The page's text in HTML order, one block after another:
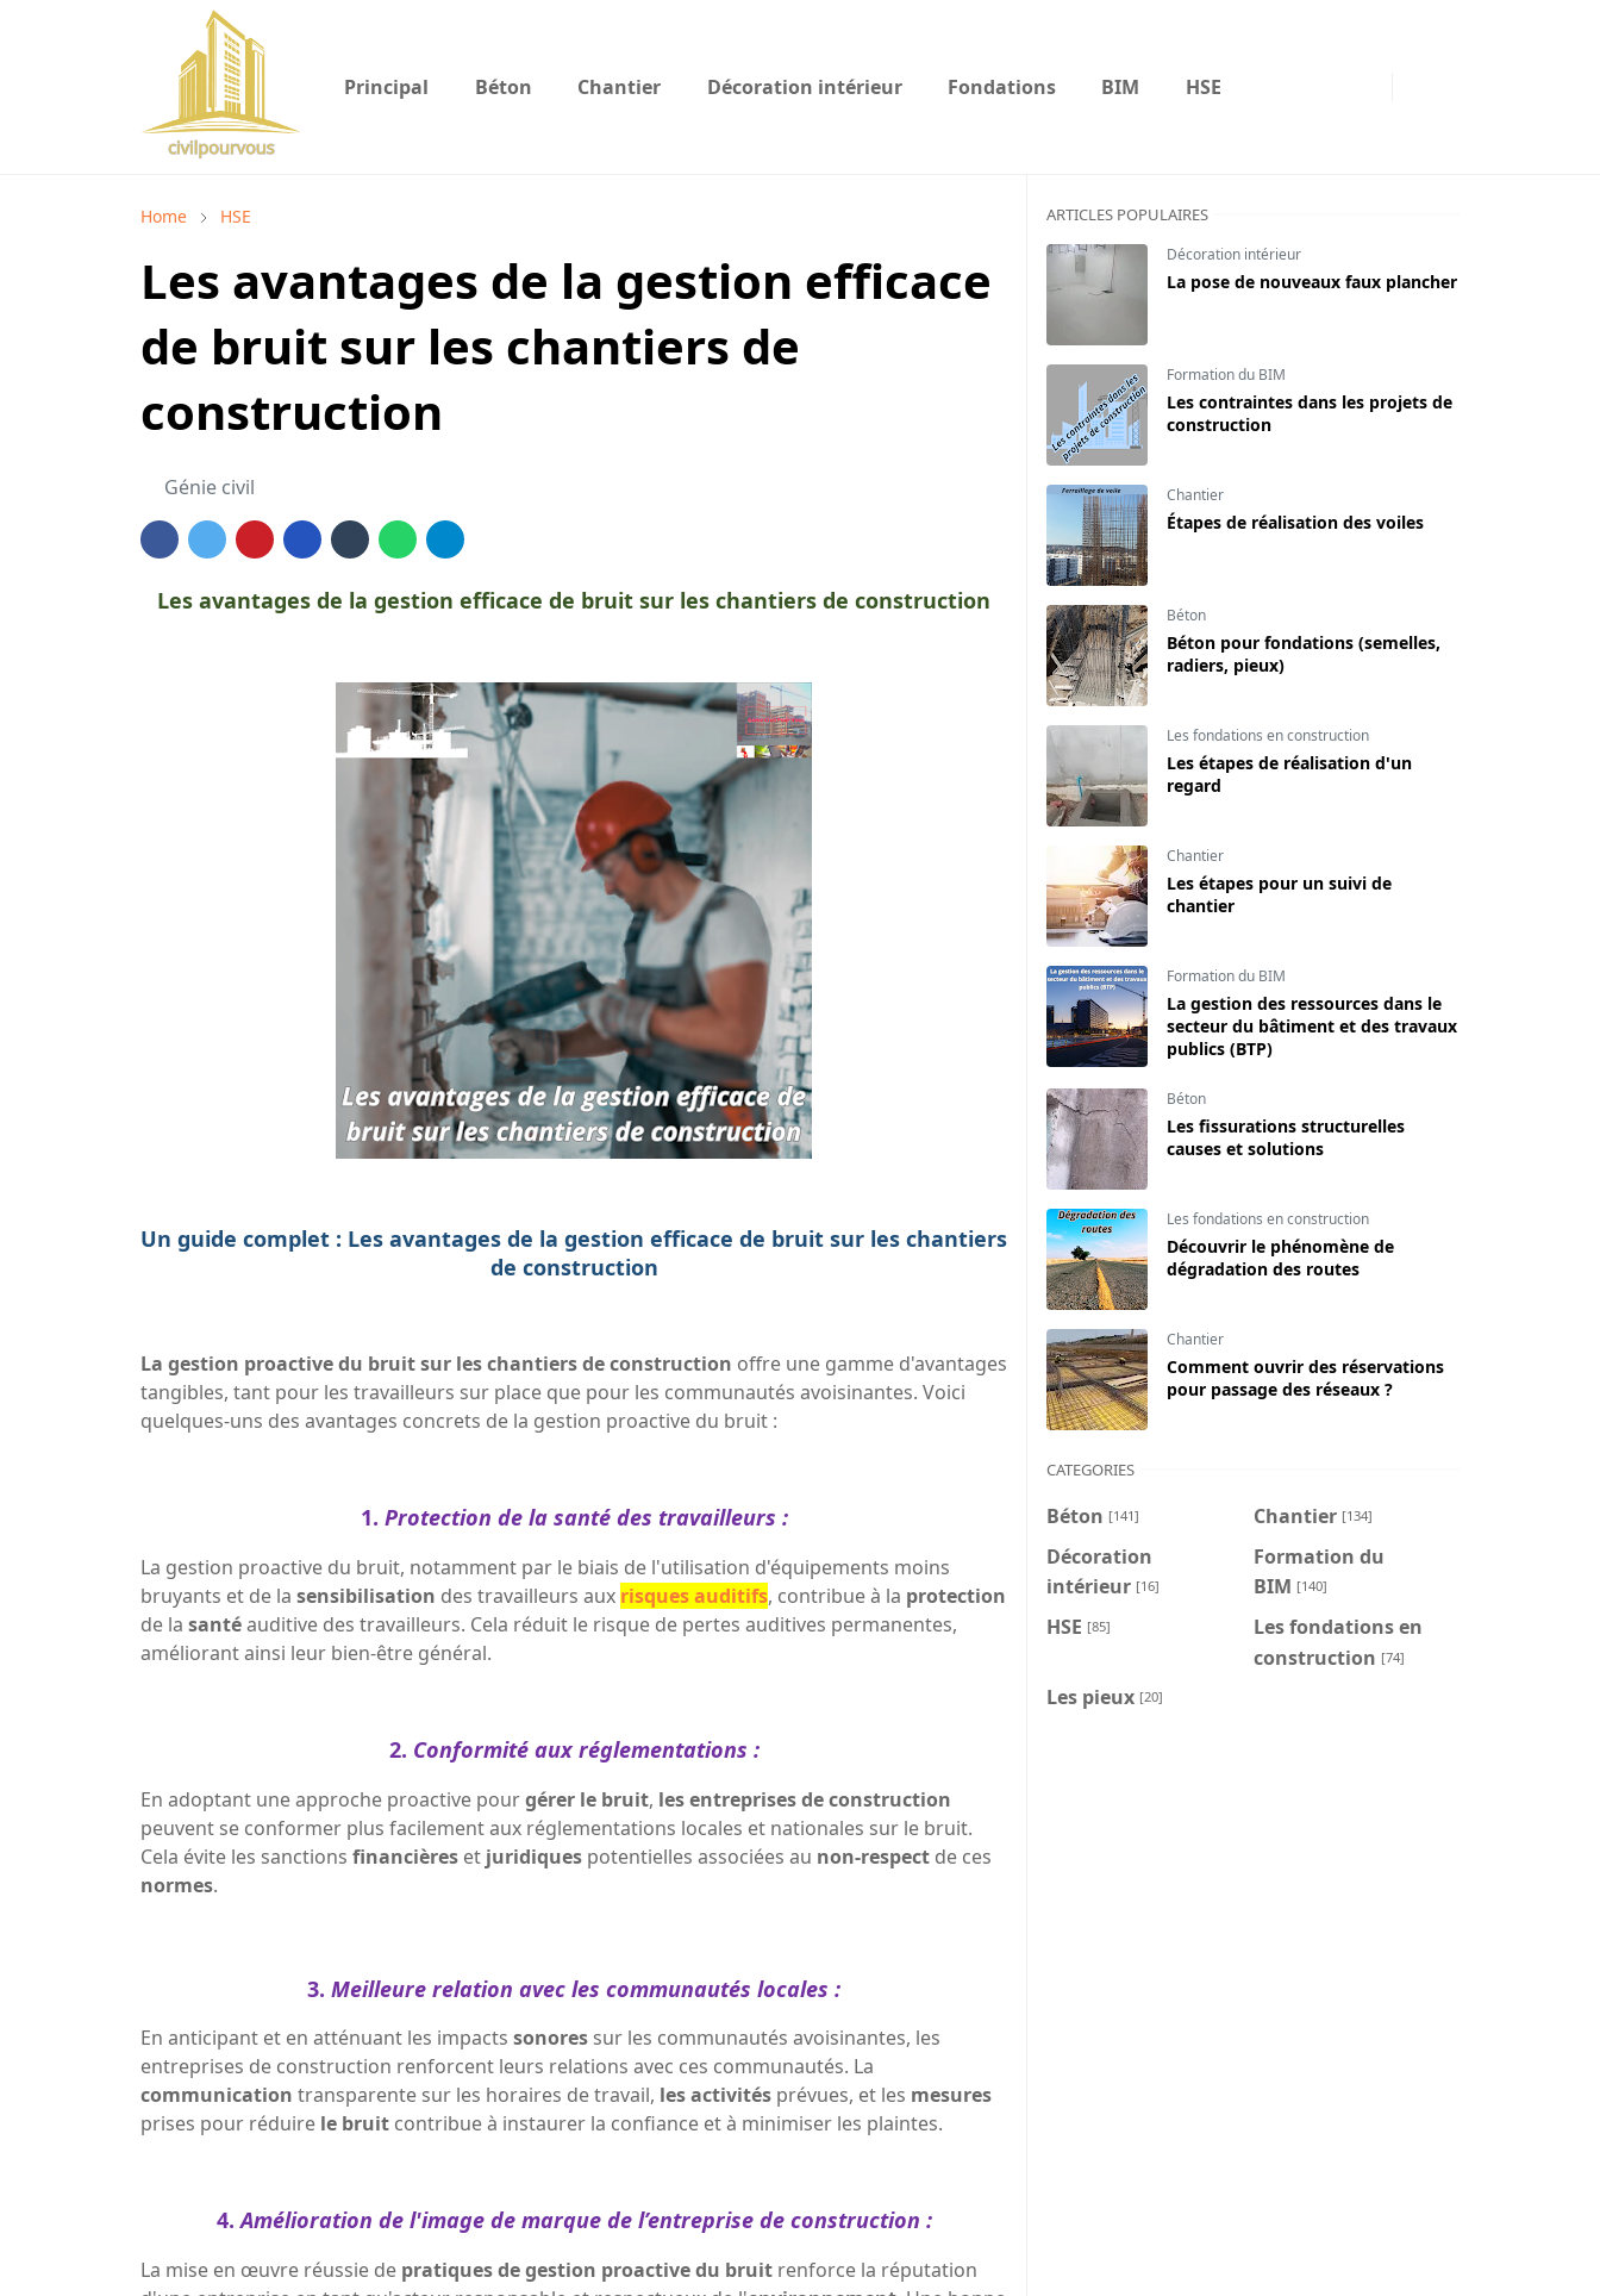
Principal Béton Chantier Décoration intérieur Fondations BIM HSE
Home HSE
Les avantages de la gestion efficace
de bruit sur les chantiers de
construction
Génie civil
Les avantages de la gestion efficace de bruit sur les chantiers de construction
Un guide complet : Les avantages de la gestion efficace de bruit sur les chantiers
de construction
La gestion proactive du bruit sur les chantiers de construction offre une gamme d'avantages
tangibles, tant pour les travailleurs sur place que pour les communautés avoisinantes. Voici
quelques-uns des avantages concrets de la gestion proactive du bruit :
1. Protection de la santé des travailleurs :
La gestion proactive du bruit, notamment par le biais de l'utilisation d'équipements moins
bruyants et de la sensibilisation des travailleurs aux risques auditifs, contribue à la protection
de la santéauditive des travailleurs. Cela réduit le risque de pertes auditives permanentes,
améliorant ainsi leur bien-être général.
2. Conformité aux réglementations :
En adoptant une approche proactive pourgérer le bruit, les entreprises de construction
peuvent se conformer plus facilement aux réglementations locales et nationales sur le bruit.
Cela évite les sanctions financières et juridiques potentielles associées au non-respect de ces
normes.
3. Meilleure relation avec les communautés locales :
En anticipant et en atténuant les impacts sonores sur les communautés avoisinantes, les
entreprises de construction renforcent leurs relations avec ces communautés. La
communication transparente sur les horaires de travail, les activités prévues, et les mesures
prises pour réduire le bruit contribue à instaurer la confiance et à minimiser les plaintes.
4. Amélioration de l'image de marque de l’entreprise de construction :
La mise en œuvre réussie de pratiques de gestion proactive du bruit renforce la réputation
ARTICLES POPULAIRES
Décoration intérieur
La pose de nouveaux faux plancher
Formation du BIM
Les contraintes dans les projets de
construction
Chantier
Étapes de réalisation des voiles
Béton
Béton pour fondations (semelles,
radiers, pieux)
Les fondations en construction
Les étapes de réalisation d'un
regard
Chantier
Les étapes pour un suivi de
chantier
Formation du BIM
La gestion des ressources dans le
secteur du bâtiment et des travaux
publics (BTP)
Béton
Les fissurations structurelles
causes et solutions
Les fondations en construction
Découvrir le phénomène de
dégradation des routes
Chantier
Comment ouvrir des réservations
pour passage des réseaux ?
CATEGORIES
Béton [141] Chantier [134]
Décoration
intérieur [16]
Formation du
BIM [140]
HSE [85]
Les fondations en
construction [74]
Les pieux [20]